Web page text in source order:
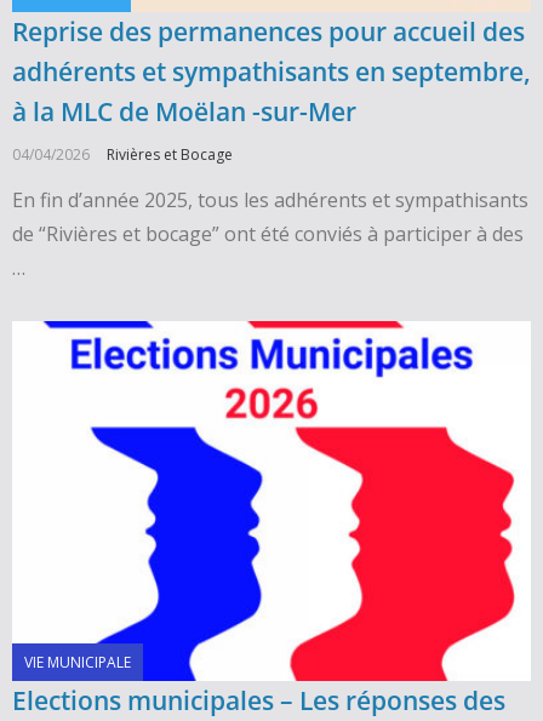
Reprise des permanences pour accueil des
adhérents et sympathisants en septembre,
à la MLC de Moëlan -sur-Mer
04/04/2026 Rivières et Bocage
En fin d’année 2025, tous les adhérents et sympathisants
de “Rivières et bocage” ont été conviés à participer à des
…
VIE MUNICIPALE
Elections municipales – Les réponses des